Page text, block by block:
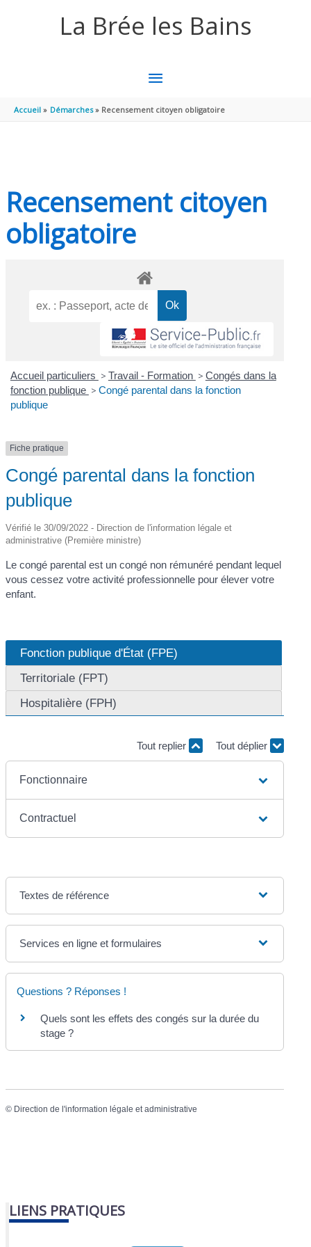
La Brée les Bains
MENU
PRINCIPAL
Accueil Démarches Recensement citoyen obligatoire
Recensement citoyen
obligatoire
Accueil particuliers > Travail - Formation > Congés dans la
fonction publique > Congé parental dans la fonction
publique
Fiche pratique
Congé parental dans la fonction
publique
Vérifié le 30/09/2022 - Direction de l'information légale et
administrative (Première ministre)
Le congé parental est un congé non rémunéré pendant lequel
vous cessez votre activité professionnelle pour élever votre
enfant.
Fonction publique d'État (FPE)
Territoriale (FPT)
Hospitalière (FPH)
Tout replier Tout déplier
Fonctionnaire
Contractuel
Textes de référence
Services en ligne et formulaires
Questions ? Réponses !
Quels sont les effets des congés sur la durée du
stage ?
© Direction de l'information légale et administrative
LIENS PRATIQUES